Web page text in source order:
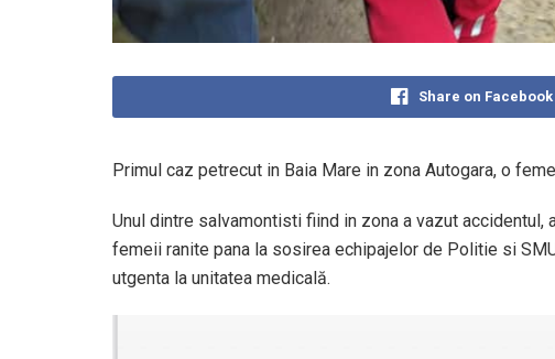
Share on Facebook
Primul caz petrecut in Baia Mare in zona Autogara, o
Unul dintre salvamontisti fiind in zona a vazut accidentul,
femeii ranite pana la sosirea echipajelor de Politie si
utgenta la unitatea medicală.